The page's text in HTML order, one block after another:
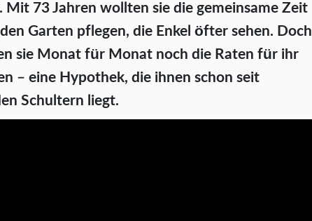
Mit 73 Jahren wollten sie die gemeinsame Zeit
Garten pflegen, die Enkel öfter sehen. Doch
sie Monat für Monat noch die Raten für ihr
– eine Hypothek, die ihnen schon seit
Schultern liegt.